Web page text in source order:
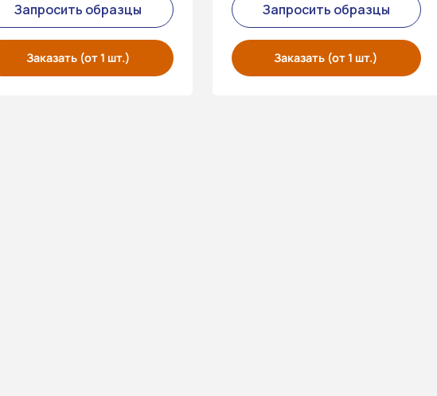
Запросить образцы
Заказать (от 1 шт.)
Запросить образцы
Заказать (от 1 шт.)